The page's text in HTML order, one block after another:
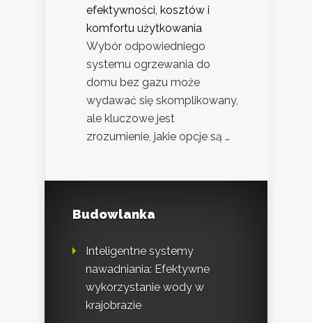
efektywności, kosztów i
komfortu użytkowania
Wybór odpowiedniego
systemu ogrzewania do
domu bez gazu może
wydawać się skomplikowany,
ale kluczowe jest
zrozumienie, jakie opcje są …
Budowlanka
Inteligentne systemy
nawadniania: Efektywne
wykorzystanie wody w
krajobrazie